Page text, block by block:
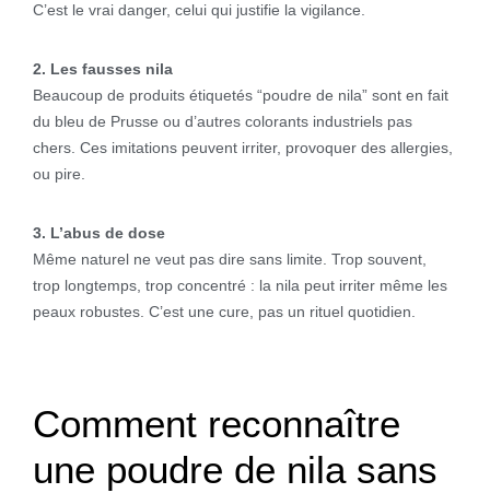
C’est le vrai danger, celui qui justifie la vigilance.
2. Les fausses nila
Beaucoup de produits étiquetés “poudre de nila” sont en fait
du bleu de Prusse ou d’autres colorants industriels pas
chers. Ces imitations peuvent irriter, provoquer des allergies,
ou pire.
3. L’abus de dose
Même naturel ne veut pas dire sans limite. Trop souvent,
trop longtemps, trop concentré : la nila peut irriter même les
peaux robustes. C’est une cure, pas un rituel quotidien.
Comment reconnaître
une poudre de nila sans